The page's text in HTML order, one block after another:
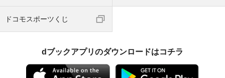
ドコモスポーツくじ
dブックアプリのダウンロードはコチラ